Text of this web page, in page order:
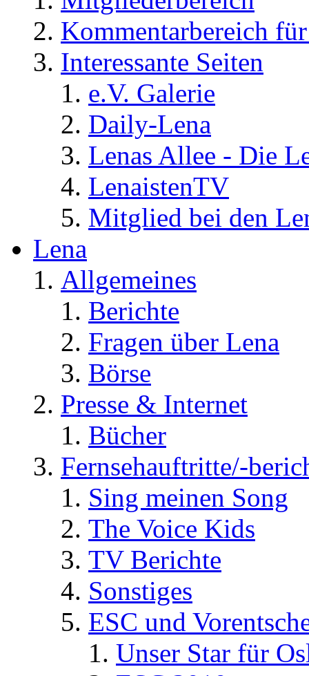
Kommentarbereich
Interessante Seiten
e.V. Galerie
Daily-Lena
Lenas Allee - Die
LenaistenTV
Mitglied bei den
Lena
Allgemeines
Berichte
Fragen über Lena
Börse
Presse & Internet
Bücher
Fernsehauftritte/-
Sing meinen Song
The Voice Kids
TV Berichte
Sonstiges
ESC und
Unser Star für